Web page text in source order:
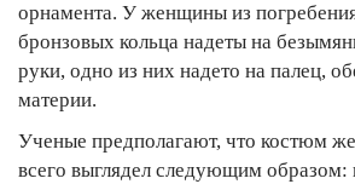
орнамента. У женщины из
бронзовых кольца надеты на
руки, одно из них надето на палец,
материи.
Ученые предполагают, что костюм
всего выглядел следующим образом: